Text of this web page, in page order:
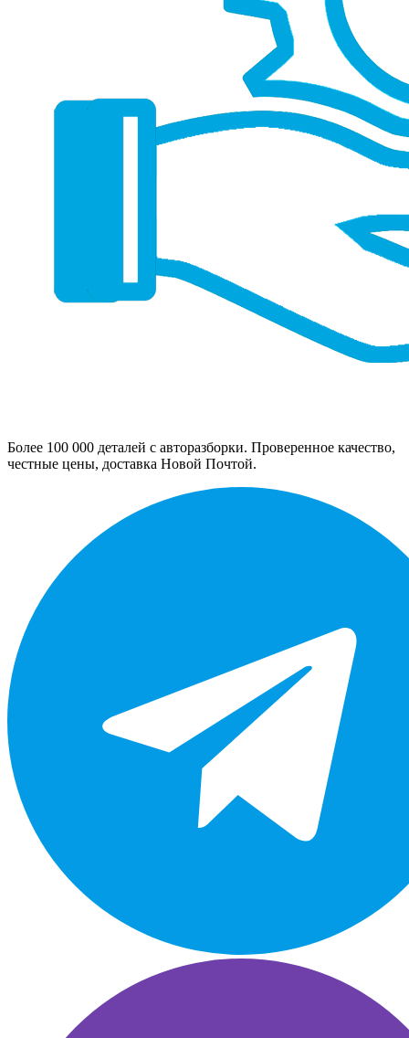
Более 100 000 деталей с авторазборки. Проверенное качество,
честные цены, доставка Новой Почтой.